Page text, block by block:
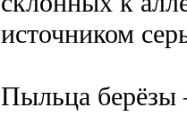
источником
Пыльца берёзы